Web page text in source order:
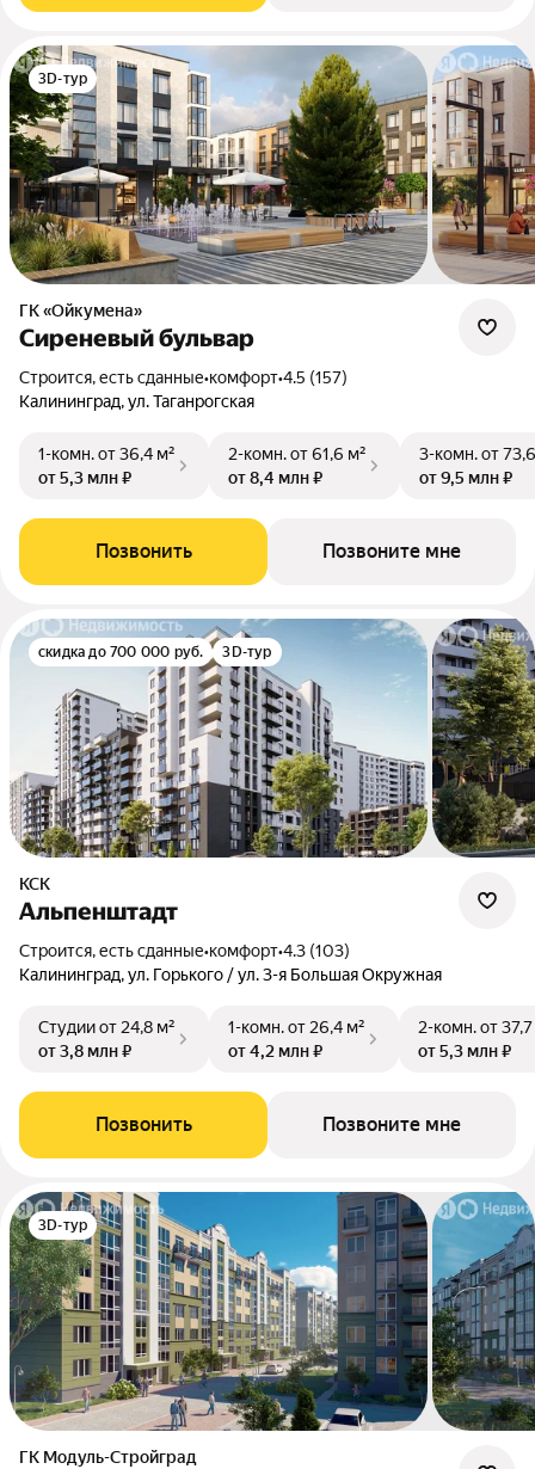
3D-тур
ГК «Ойкумена»
Сиреневый бульвар
Строится, есть сданные•комфорт•4.5 (157)
Калининград, ул. Таганрогская
1-комн.от 36,4 м²
от 5,3 млн ₽
2-комн.от 61,6 м²
от 8,4 млн ₽
3-комн.от
от 9,5 млн ₽
Позвонить Позвоните мне
скидка до 700 000 руб. 3D-тур
КСК
Альпенштадт
Строится, есть сданные•комфорт•4.3 (103)
Калининград, ул. Горького / ул. 3-я Большая Окружная
Студииот 24,8 м²
от 3,8 млн ₽
1-комн.от 26,4 м²
от 4,2 млн ₽
2-комн.от
от 5,3 млн ₽
Позвонить Позвоните мне
3D-тур
ГК Модуль-Стройград